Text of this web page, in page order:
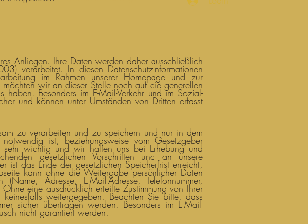
Anliegen. Ihre Daten werden daher ausschließlich
verarbeitet. In diesen Datenschutzinformationen
im Rahmen unserer Homepage und zur
wir an dieser Stelle noch auf die generellen
Besonders im E-Mail-Verkehr und im Sozial-
und können unter Umständen von Dritten erfasst
zu verarbeiten und zu speichern und nur in dem
ist, beziehungsweise vom Gesetzgeber
sehr wichtig und wir halten uns bei Erhebung und
gesetzlichen Vorschriften und an unsere
ist das Ende der gesetzlichen Speicherfrist erreicht,
kann ohne die Weitergabe persönlicher Daten
Adresse, E-Mail-Adresse, Telefonnummer,
eine ausdrücklich erteilte Zustimmung von Ihrer
weitergegeben. Beachten Sie bitte, dass
sicher übertragen werden. Besonders im E-Mail-
nicht garantiert werden.